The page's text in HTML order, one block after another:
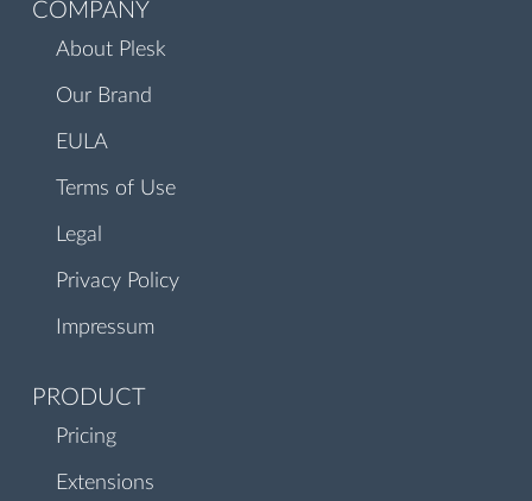
COMPANY
About Plesk
Our Brand
EULA
Terms of Use
Legal
Privacy Policy
Impressum
PRODUCT
Pricing
Extensions